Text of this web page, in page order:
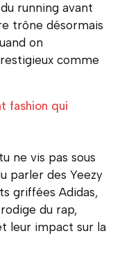
running avant
trône désormais
on
comme
fashion qui
ne vis pas sous
parler des Yeezy
griffées Adidas,
du rap,
leur impact sur la